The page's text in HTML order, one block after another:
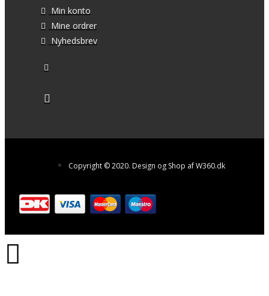
Min konto
Mine ordrer
Nyhedsbrev
Copyright © 2020. Design og Shop af W360.dk